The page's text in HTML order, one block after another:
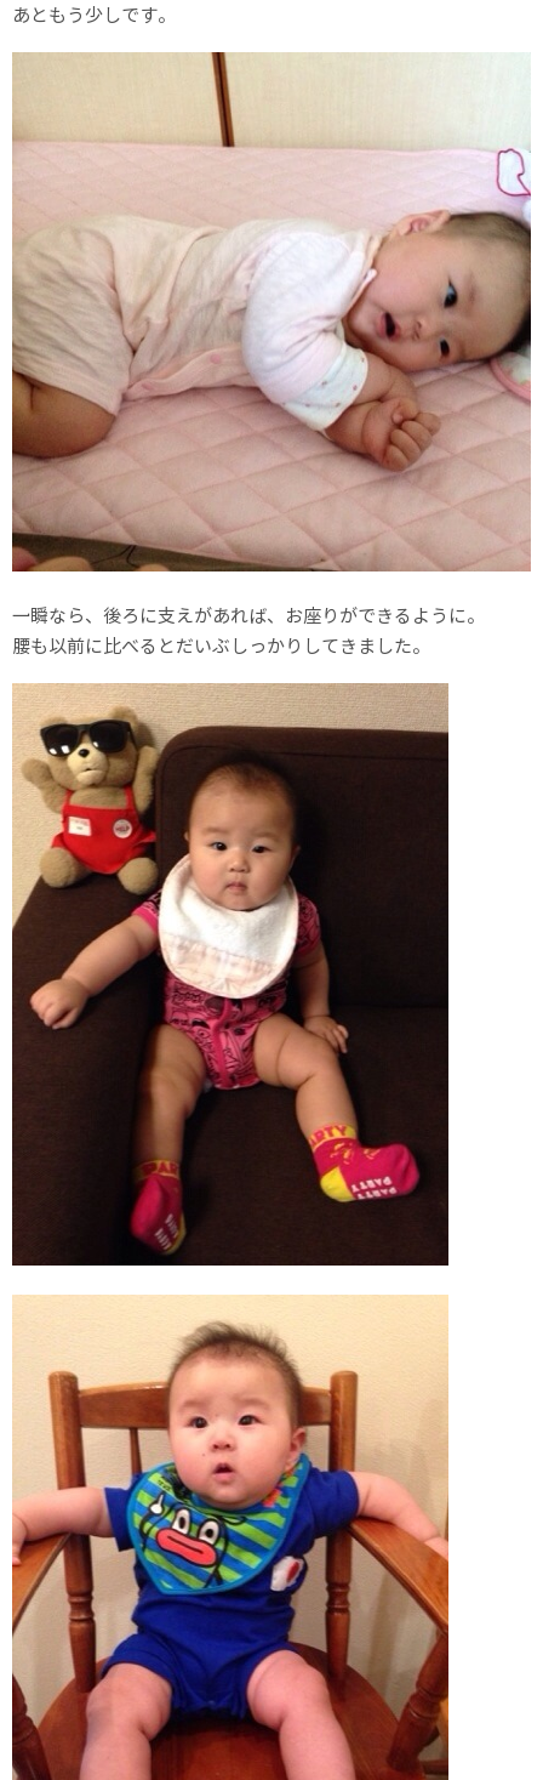
あともう少しです。
一瞬なら、後ろに支えがあれば、お座りができるように。
腰も以前に比べるとだいぶしっかりしてきました。